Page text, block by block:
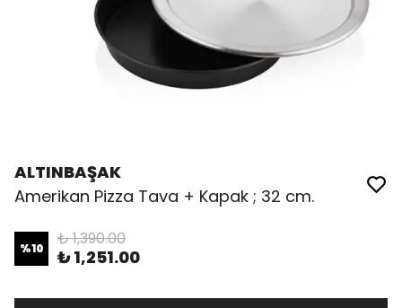
ALTINBAŞAK
Amerikan Pizza Tava + Kapak ; 32 cm.
%10 ₺ 1,390.00
₺ 1,251.00